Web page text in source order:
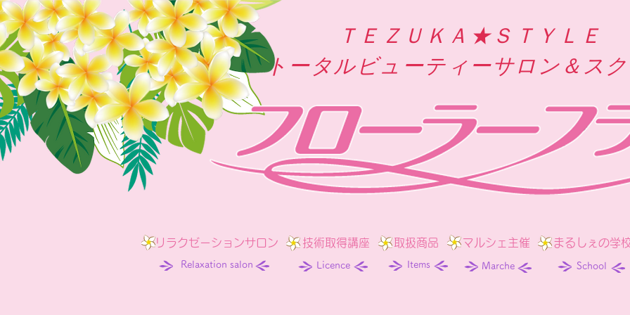
リラクゼーションサロン 技術取得講座 取扱商品 マルシェ主催 まるしぇの学
Relaxation salon Licence Items School
Marche
ＴＥＺＵＫＡ★ＳＴＹＬＥ
トータルビューティーサロン＆ス